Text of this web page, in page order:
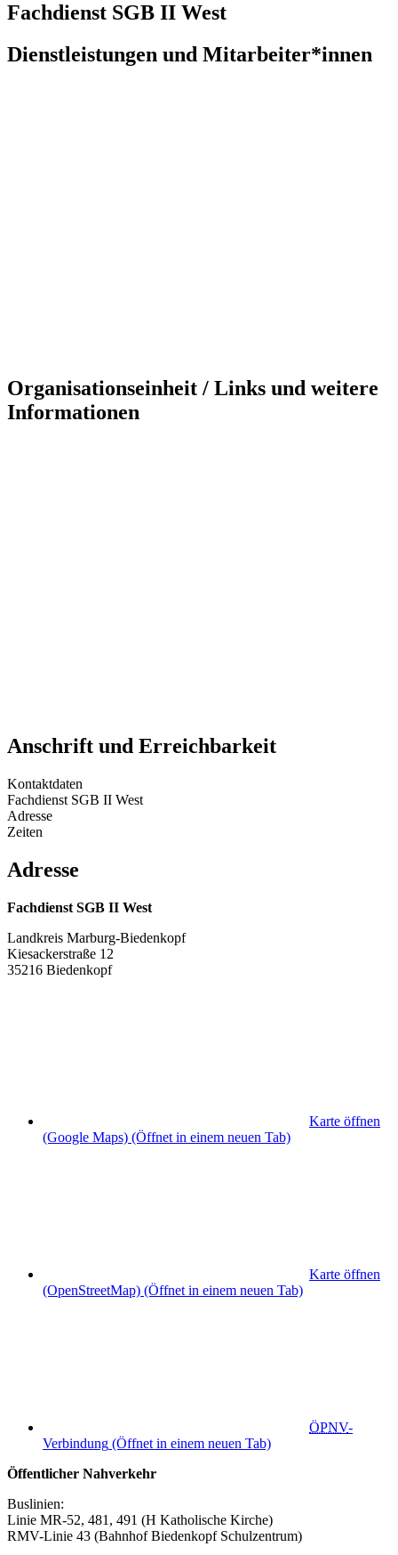
Fachdienst SGB II West
Dienstleistungen und Mitarbeiter*innen
Organisationseinheit / Links und weitere
Informationen
Anschrift und Erreichbarkeit
Kontaktdaten
Fachdienst SGB II West
Adresse
Zeiten
Adresse
Fachdienst SGB II West
Landkreis Marburg-Biedenkopf
Kiesackerstraße 12
35216 Biedenkopf
Karte öffnen
(Google Maps) (Öffnet in einem neuen Tab)
Karte öffnen
(OpenStreetMap) (Öffnet in einem neuen Tab)
ÖPNV-
Verbindung (Öffnet in einem neuen Tab)
Öffentlicher Nahverkehr
Buslinien:
Linie MR-52, 481, 491 (H Katholische Kirche)
RMV-Linie 43 (Bahnhof Biedenkopf Schulzentrum)